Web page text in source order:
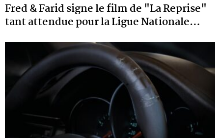
Fred & Farid signe le film de "La Reprise"
tant attendue pour la Ligue Nationale…